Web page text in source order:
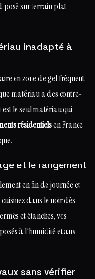
posé sur terrain plat
inadapté à
en zone de gel fréquent,
matériau a des contre-
le seul matériau qui
résidentielsen France
et le rangement
en fin de journée et
cuisinez dans le noir dès
etétanches, vos
à l'humidité et aux
sans vérifier